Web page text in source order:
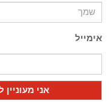
אימייל